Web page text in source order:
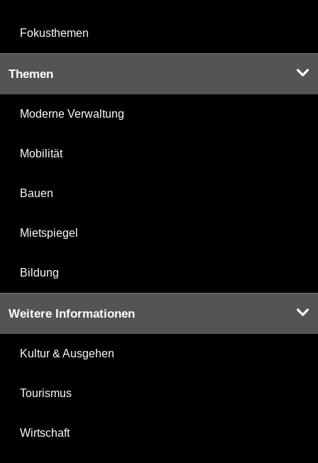
Fokusthemen
Themen
Moderne Verwaltung
Mobilität
Bauen
Mietspiegel
Bildung
Weitere Informationen
Kultur & Ausgehen
Tourismus
Wirtschaft